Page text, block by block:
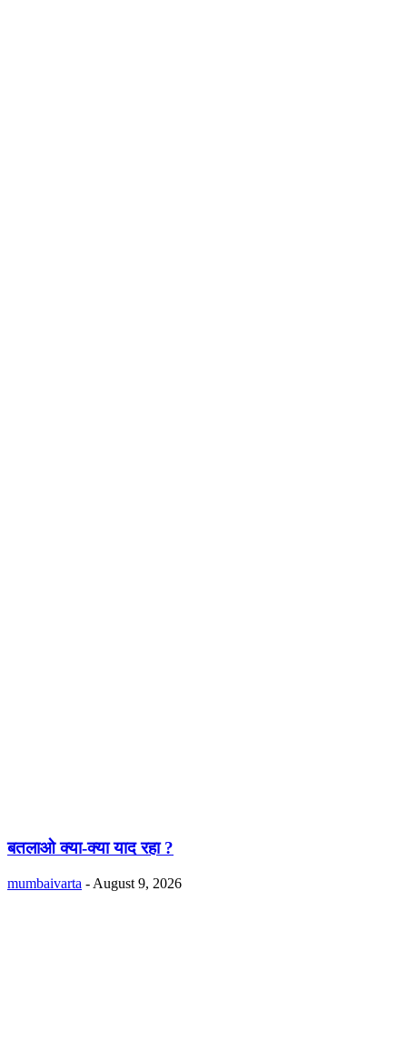
बतलाओ क्या-क्या याद रहा ?
mumbaivarta - August 9, 2026